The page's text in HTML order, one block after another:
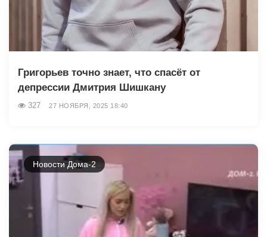
Григорьев точно знает, что спасёт от
депрессии Дмитрия Шишкану
327 27 НОЯБРЯ, 2025 18:40
Новости Дома-2